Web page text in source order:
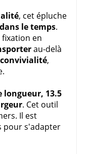
, cet épluche
le temps.
fixation en
au-delà
convivialité,
longueur, 13.5
. Cet outil
Il est
pour s'adapter